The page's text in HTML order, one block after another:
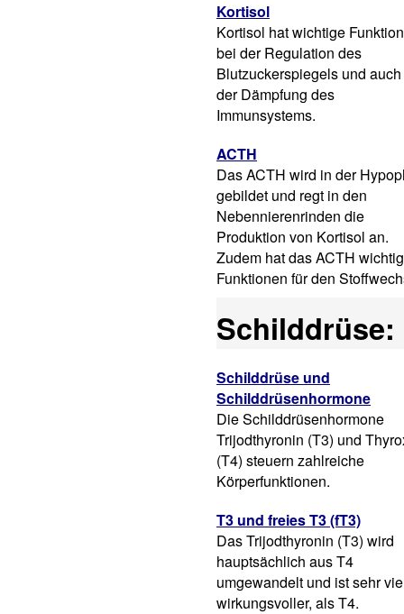
Kortisol
Kortisol hat wichtige
bei der Regulation des
Blutzuckerspiegels und
der Dämpfung des
Immunsystems.
ACTH
Das ACTH wird in der
gebildet und regt in den
Nebennierenrinden die
Produktion von Kortisol an.
Zudem hat das ACTH
Funktionen für den
Schilddrüse:
Schilddrüse und
Schilddrüsenhormone
Die Schilddrüsenhormone
Trijodthyronin (T3) und
(T4) steuern zahlreiche
Körperfunktionen.
T3 und freies T3 (fT3)
Das Trijodthyronin (T3) wird
hauptsächlich aus T4
umgewandelt und ist sehr
wirkungsvoller, als T4.